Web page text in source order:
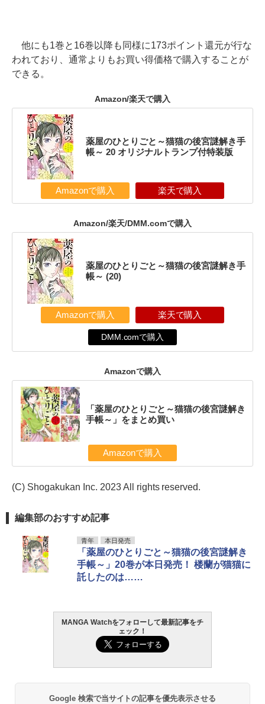
他にも1巻と16巻以降も同様に173ポイント還元が行な
われており、通常よりもお買い得価格で購入することが
できる。
Amazon/楽天で購入
薬屋のひとりごと～猫猫の後宮謎解き手
帳～ 20 オリジナルトランプ付特装版
Amazonで購入 楽天で購入
Amazon/楽天/DMM.comで購入
薬屋のひとりごと～猫猫の後宮謎解き手
帳～ (20)
Amazonで購入 楽天で購入
DMM.comで購入
Amazonで購入
「薬屋のひとりごと～猫猫の後宮謎解き
手帳～」をまとめ買い
Amazonで購入
(C) Shogakukan Inc. 2023 All rights reserved.
編集部のおすすめ記事
青年 本日発売
「薬屋のひとりごと～猫猫の後宮謎解き
手帳～」20巻が本日発売！ 楼蘭が猫猫に
託したのは……
MANGA Watchをフォローして最新記事をチ
ェック！
Google 検索で当サイトの記事を優先表示させる